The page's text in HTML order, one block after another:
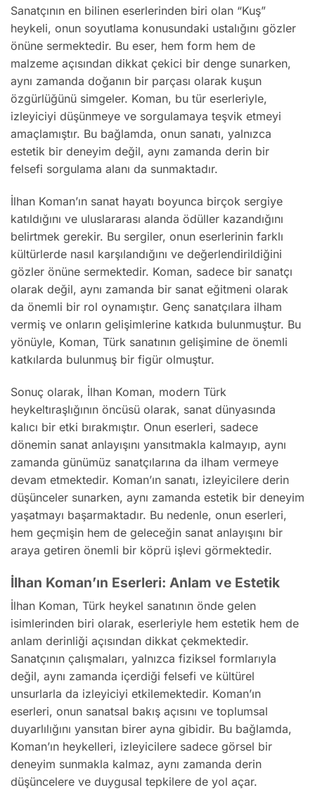
Sanatçının en bilinen eserlerinden biri olan “Kuş”
heykeli, onun soyutlama konusundaki ustalığını gözler
önüne sermektedir. Bu eser, hem form hem de
malzeme açısından dikkat çekici bir denge sunarken,
aynı zamanda doğanın bir parçası olarak kuşun
özgürlüğünü simgeler. Koman, bu tür eserleriyle,
izleyiciyi düşünmeye ve sorgulamaya teşvik etmeyi
amaçlamıştır. Bu bağlamda, onun sanatı, yalnızca
estetik bir deneyim değil, aynı zamanda derin bir
felsefi sorgulama alanı da sunmaktadır.
İlhan Koman’ın sanat hayatı boyunca birçok sergiye
katıldığını ve uluslararası alanda ödüller kazandığını
belirtmek gerekir. Bu sergiler, onun eserlerinin farklı
kültürlerde nasıl karşılandığını ve değerlendirildiğini
gözler önüne sermektedir. Koman, sadece bir sanatçı
olarak değil, aynı zamanda bir sanat eğitmeni olarak
da önemli bir rol oynamıştır. Genç sanatçılara ilham
vermiş ve onların gelişimlerine katkıda bulunmuştur. Bu
yönüyle, Koman, Türk sanatının gelişimine de önemli
katkılarda bulunmuş bir figür olmuştur.
Sonuç olarak, İlhan Koman, modern Türk
heykeltıraşlığının öncüsü olarak, sanat dünyasında
kalıcı bir etki bırakmıştır. Onun eserleri, sadece
dönemin sanat anlayışını yansıtmakla kalmayıp, aynı
zamanda günümüz sanatçılarına da ilham vermeye
devam etmektedir. Koman’ın sanatı, izleyicilere derin
düşünceler sunarken, aynı zamanda estetik bir deneyim
yaşatmayı başarmaktadır. Bu nedenle, onun eserleri,
hem geçmişin hem de geleceğin sanat anlayışını bir
araya getiren önemli bir köprü işlevi görmektedir.
İlhan Koman’ın Eserleri: Anlam ve Estetik
İlhan Koman, Türk heykel sanatının önde gelen
isimlerinden biri olarak, eserleriyle hem estetik hem de
anlam derinliği açısından dikkat çekmektedir.
Sanatçının çalışmaları, yalnızca fiziksel formlarıyla
değil, aynı zamanda içerdiği felsefi ve kültürel
unsurlarla da izleyiciyi etkilemektedir. Koman’ın
eserleri, onun sanatsal bakış açısını ve toplumsal
duyarlılığını yansıtan birer ayna gibidir. Bu bağlamda,
Koman’ın heykelleri, izleyicilere sadece görsel bir
deneyim sunmakla kalmaz, aynı zamanda derin
düşüncelere ve duygusal tepkilere de yol açar.